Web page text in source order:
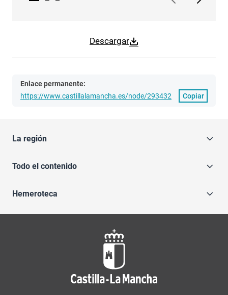
Descargar
Enlace permanente:
https://www.castillalamancha.es/node/293432
Copiar
La región
Todo el contenido
Hemeroteca